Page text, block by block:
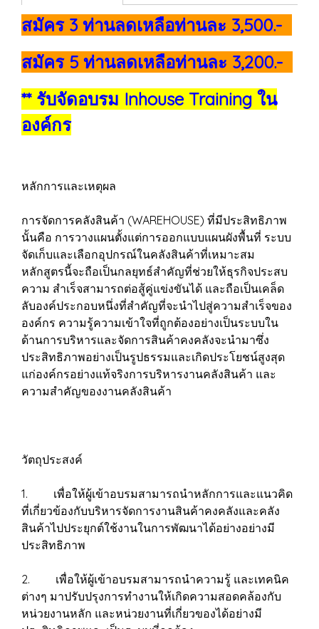
สมัคร 3 ท่านลดเหลือท่านละ 3,500.-
สมัคร 5 ท่านลดเหลือท่านละ 3,200.-
** รับจัดอบรม Inhouse Training ใน
องค์กร
หลักการและเหตุผล
การจัดการคลังสินค้า (WAREHOUSE) ที่มีประสิทธิภาพ
นั้นคือ การวางแผนตั้งแต่การออกแบบแผนผังพื้นที่ ระบบ
จัดเก็บและเลือกอุปกรณ์ในคลังสินค้าที่เหมาะสม
หลักสูตรนี้จะถือเป็นกลยุทธ์สำคัญที่ช่วยให้ธุรกิจประสบ
ความ สำเร็จสามารถต่อสู้คู่แข่งขันได้ และถือเป็นเคล็ด
ลับองค์ประกอบหนึ่งที่สำคัญที่จะนำไปสู่ความสำเร็จของ
องค์กร ความรู้ความเข้าใจที่ถูกต้องอย่างเป็นระบบใน
ด้านการบริหารและจัดการสินค้าคงคลังจะนำมาซึ่ง
ประสิทธิภาพอย่างเป็นรูปธรรมและเกิดประโยชน์สูงสุด
แก่องค์กรอย่างแท้จริงการบริหารงานคลังสินค้า และ
ความสำคัญของงานคลังสินค้า
วัตถุประสงค์
1. เพื่อให้ผู้เข้าอบรมสามารถนำหลักการและแนวคิด
ที่เกี่ยวข้องกับบริหารจัดการงานสินค้าคงคลังและคลัง
สินค้าไปประยุกต์ใช้งานในการพัฒนาได้อย่างอย่างมี
ประสิทธิภาพ
2. เพื่อให้ผู้เข้าอบรมสามารถนำความรู้ และเทคนิค
ต่างๆ มาปรับปรุงการทำงานให้เกิดความสอดคล้องกับ
หน่วยงานหลัก และหน่วยงานที่เกี่ยวของได้อย่างมี